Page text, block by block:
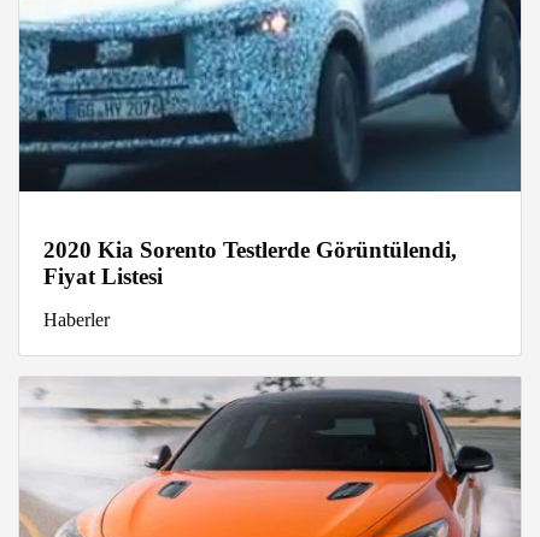
2020 Kia Sorento Testlerde Görüntülendi,
Fiyat Listesi
Haberler